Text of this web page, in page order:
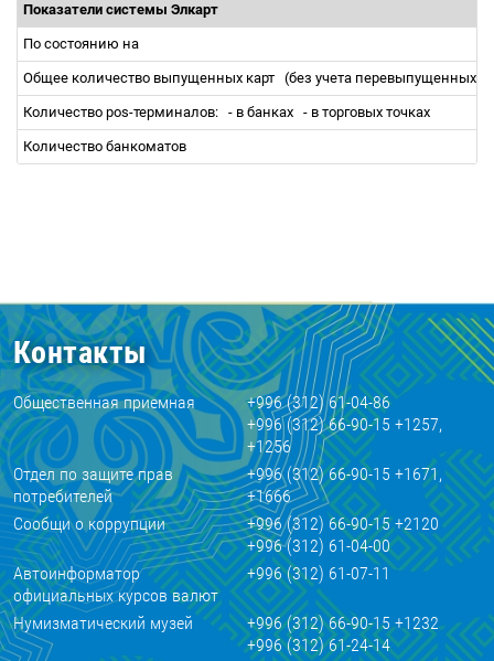
Показатели системы Элкарт
По состоянию на
Общее количество выпущенных карт (без учета перевыпущенных)
Количество pos-терминалов: - в банках - в торговых точках
Количество банкоматов
Контакты
Общественная приемная
+996 (312) 61-04-86
+996 (312) 66-90-15 +1257,
+1256
Отдел по защите прав
потребителей
+996 (312) 66-90-15 +1671,
+1666
Сообщи о коррупции
+996 (312) 66-90-15 +2120
+996 (312) 61-04-00
Автоинформатор
официальных курсов валют
+996 (312) 61-07-11
Нумизматический музей
+996 (312) 66-90-15 +1232
+996 (312) 61-24-14